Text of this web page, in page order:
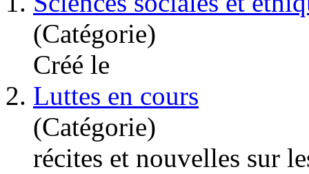
(Catégorie)
Créé le
2. Luttes en cours
(Catégorie)
récites et nouvelles sur